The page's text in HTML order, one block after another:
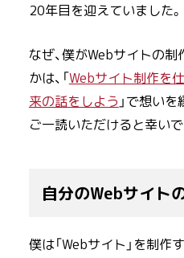
20年目を迎えていました。
なぜ、僕がWebサイトの
かは、「Webサイト制作を
来の話をしよう 」で想い
ご一読いただけると幸いで
自分のWebサイト
僕は「Webサイト」を制作